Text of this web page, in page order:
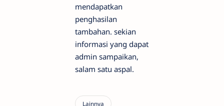
mendapatkan
penghasilan
tambahan. sekian
informasi yang dapat
admin sampaikan,
salam satu aspal.